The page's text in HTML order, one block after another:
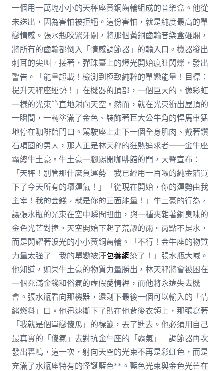
一個用一萬塊小小的天秤座黃銅齒輪組成的音樂盒。他從
未送出，因為害怕被拒絕。這份害怕，就是純度最高的單
戀情感。張水瓶咬緊牙關，將那個黃銅齒輪音樂盒砸爛，
將所有的齒輪都倒入「情感調節器」的輸入口。機器發出
刺耳的尖叫，接著，彈珠臺上的燈光開始瘋狂閃爍，發出
警告。「能量超載！檢測到極致純粹的單戀能量！目標：
提升天秤座運勢！」在機器的頂部，一個巨大的、像彩虹
一樣的光束筆直地射向天空。然而，就在光束衝出屋頂的
一瞬間，一輛塗滿了金色、裝飾著巨大公牛角的悍馬車猛
地停在咖啡館門口。駕駛座上走下一個全身肌肉、戴著鑽
石項圈的男人，那人正是林天秤的狂熱追求者——金牛座
霸總牛土豪。牛土豪一腳踢開咖啡館的門，大聲宣布：
「天秤！別管那什麼負運勢！我已經用一百噸的純金箔買
下了今天所有的壞運氣！」「從現在開始，你的運勢由我
主宰！我的金錢，就是你的正面能量！」牛土豪的行為，
讓張水瓶的光束在空中瞬間扭曲，與一種夾雜著銅臭味的
金色光芒對撞。天空開始下起了荒謬的雨。雨點不是水，
而是閃耀著淚光的小小黃銅齒輪。「不行！金牛座的物質
力量太強了！我的單戀被汙包養網染了！」張水瓶大喊。
他知道，如果牛土豪的物質力量勝出，林天秤將會被困在
一個充滿金錢和俗氣的虛假愛情裡，而他將永遠失去機
會。張水瓶看向那機器，還剩下最後一個可以輸入的「情
緒燃料」口。他迅速撕下了貼在他背後衣領上，那張寫著
「我就是個單戀傻瓜」的標籤，丟了進去。他必須用自己
最真實的「傻氣」去對抗金牛座的「霸氣」！調節器再次
發出轟鳴，這一次，射向天空的光束不再是彩虹色，而是
充滿了水瓶座特有的怪誕藍色**。藍色光束與金色光芒在